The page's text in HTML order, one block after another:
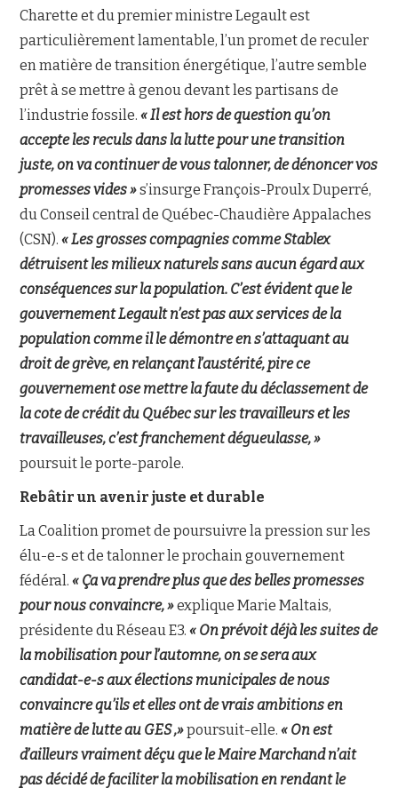
Charette et du premier ministre Legault est
particulièrement lamentable, l’un promet de reculer
en matière de transition énergétique, l’autre semble
prêt à se mettre à genou devant les partisans de
l’industrie fossile.« Il est hors de question qu’on
accepte les reculs dans la lutte pour une transition
juste, on va continuer de vous talonner, de dénoncer vos
promesses vides »s’insurge François-Proulx Duperré,
du Conseil central de Québec-Chaudière Appalaches
(CSN). « Les grosses compagnies comme Stablex
détruisent les milieux naturels sans aucun égard aux
conséquences sur la population. C’est évident que le
gouvernement Legault n’est pas aux services de la
population comme il le démontre en s’attaquant au
droit de grève, en relançant l’austérité, pire ce
gouvernement ose mettre la faute du déclassement de
la cote de crédit du Québec sur les travailleurs et les
travailleuses, c’est franchement dégueulasse, »
poursuit le porte-parole.
Rebâtir un avenir juste et durable
La Coalition promet de poursuivre la pression sur les
élu-e-s et de talonner le prochain gouvernement
fédéral.« Ça va prendre plus que des belles promesses
pour nous convaincre, »explique Marie Maltais,
présidente du Réseau E3.« On prévoit déjà les suites de
la mobilisation pour l’automne, on se sera aux
candidat-e-s aux élections municipales de nous
convaincre qu’ils et elles ont de vrais ambitions en
matière de lutte au GES ,»poursuit-elle.« On est
d’ailleurs vraiment déçu que le Maire Marchand n’ait
pas décidé de faciliter la mobilisation en rendant le